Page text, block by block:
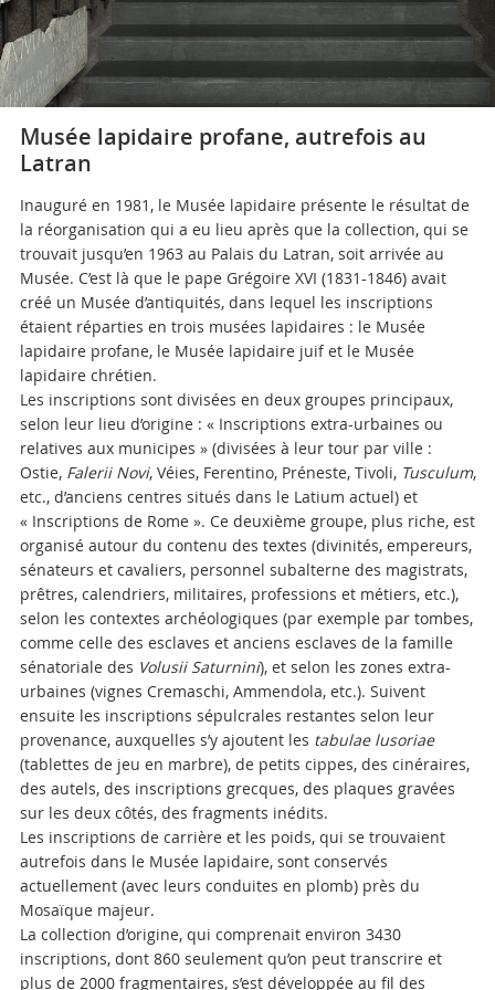
Musée lapidaire profane, autrefois au
Latran
Inauguré en 1981, le Musée lapidaire présente le résultat de
la réorganisation qui a eu lieu après que la collection, qui se
trouvait jusqu’en 1963 au Palais du Latran, soit arrivée au
Musée. C’est là que le pape Grégoire XVI (1831-1846) avait
créé un Musée d’antiquités, dans lequel les inscriptions
étaient réparties en trois musées lapidaires : le Musée
lapidaire profane, le Musée lapidaire juif et le Musée
lapidaire chrétien.
Les inscriptions sont divisées en deux groupes principaux,
selon leur lieu d’origine : « Inscriptions extra-urbaines ou
relatives aux municipes » (divisées à leur tour par ville :
Ostie, Falerii Novi, Véies, Ferentino, Préneste, Tivoli, Tusculum,
etc., d’anciens centres situés dans le Latium actuel) et
« Inscriptions de Rome ». Ce deuxième groupe, plus riche, est
organisé autour du contenu des textes (divinités, empereurs,
sénateurs et cavaliers, personnel subalterne des magistrats,
prêtres, calendriers, militaires, professions et métiers, etc.),
selon les contextes archéologiques (par exemple par tombes,
comme celle des esclaves et anciens esclaves de la famille
sénatoriale des Volusii Saturnini), et selon les zones extra-
urbaines (vignes Cremaschi, Ammendola, etc.). Suivent
ensuite les inscriptions sépulcrales restantes selon leur
provenance, auxquelles s’y ajoutent les tabulae lusoriae
(tablettes de jeu en marbre), de petits cippes, des cinéraires,
des autels, des inscriptions grecques, des plaques gravées
sur les deux côtés, des fragments inédits.
Les inscriptions de carrière et les poids, qui se trouvaient
autrefois dans le Musée lapidaire, sont conservés
actuellement (avec leurs conduites en plomb) près du
Mosaïque majeur.
La collection d’origine, qui comprenait environ 3430
inscriptions, dont 860 seulement qu’on peut transcrire et
plus de 2000 fragmentaires, s’est développée au fil des